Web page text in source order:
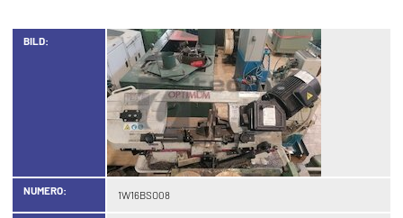
BILD:
NUMERO: 1W16BSO08